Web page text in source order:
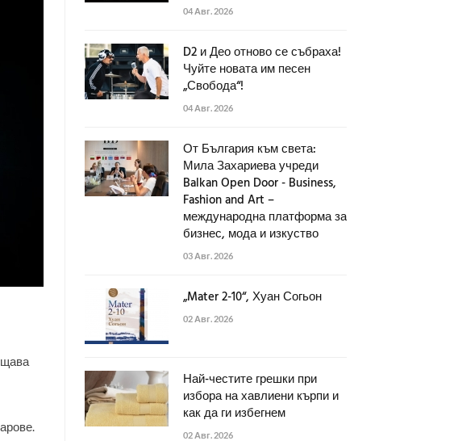
04 Авг. 2026
D2 и Део отново се събраха!
Чуйте новата им песен
„Свобода“!
04 Авг. 2026
От България към света:
Мила Захариева учреди
Balkan Open Door - Business,
Fashion and Art –
международна платформа за
бизнес, мода и изкуство
03 Авг. 2026
„Mater 2-10“, Хуан Согьон
02 Авг. 2026
Най-честите грешки при
избора на хавлиени кърпи и
как да ги избегнем
02 Авг. 2026